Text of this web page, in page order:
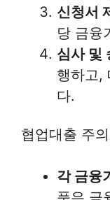
신청서
당 금융
심사 및
행하고,
다.
협업대출 주
각 금융